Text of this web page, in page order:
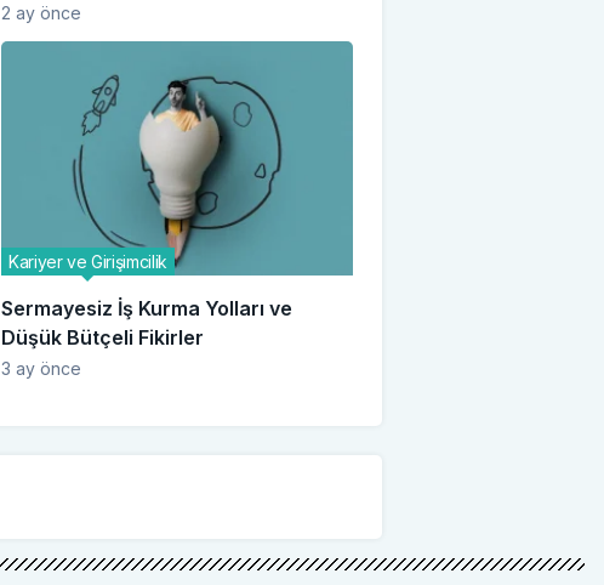
2 ay önce
Sermayesiz İş Kurma Yolları ve
Düşük Bütçeli Fikirler
Kariyer ve Girişimcilik
3 ay önce